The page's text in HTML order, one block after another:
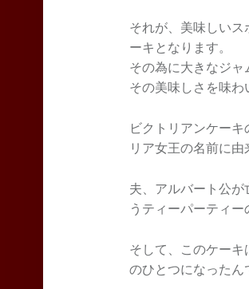
それが、美味しい
ーキとなります。
その為に大きなジャ
その美味しさを味わ
ビクトリアンケー
リア女王の名前に由
夫、アルバート公
うティーパーティー
そして、このケー
のひとつになったん